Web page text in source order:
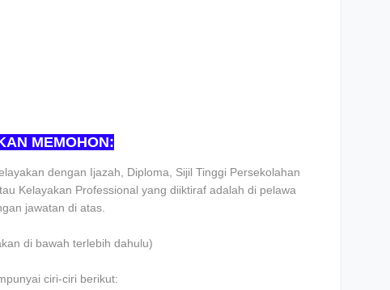
MEMOHON:
dengan Ijazah, Diploma, Sijil Tinggi Persekolahan
Kelayakan Professional yang diiktiraf adalah di pelawa
jawatan di atas.
di bawah terlebih dahulu)
ciri-ciri berikut: